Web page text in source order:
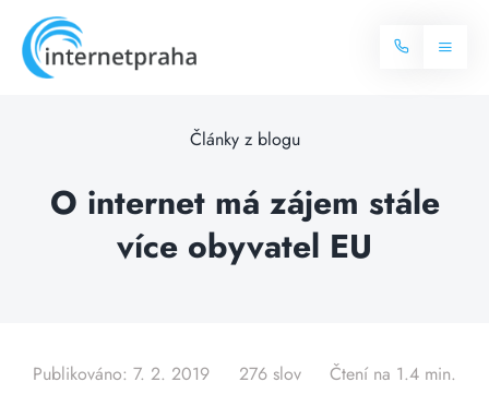
content
Toggle
Balíčky internetu
Televize
Blog
Články z blogu
O internet má zájem stále
více obyvatel EU
Publikováno: 7. 2. 2019 276 slov Čtení na 1.4 min.